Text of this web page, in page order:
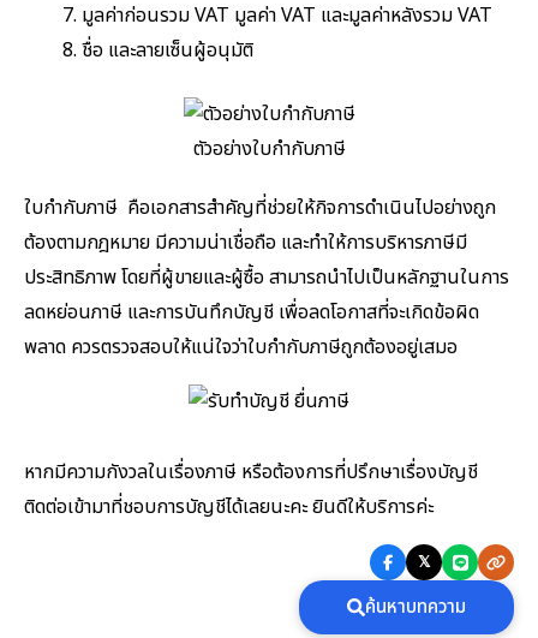
มูลค่าก่อนรวม VAT มูลค่า VAT และมูลค่าหลังรวม VAT
ชื่อ และลายเซ็นผู้อนุมัติ
ตัวอย่างใบกำกับภาษี
ใบกำกับภาษี คือเอกสารสำคัญที่ช่วยให้กิจการดำเนินไปอย่างถูก
ต้องตามกฎหมาย มีความน่าเชื่อถือ และทำให้การบริหารภาษีมี
ประสิทธิภาพ โดยที่ผู้ขายและผู้ซื้อ สามารถนำไปเป็นหลักฐานในการ
ลดหย่อนภาษี และการบันทึกบัญชี เพื่อลดโอกาสที่จะเกิดข้อผิด
พลาด ควรตรวจสอบให้แน่ใจว่าใบกำกับภาษีถูกต้องอยู่เสมอ
หากมีความกังวลในเรื่องภาษี หรือต้องการที่ปรึกษาเรื่องบัญชี
ติดต่อเข้ามาที่ชอบการบัญชีได้เลยนะคะ ยินดีให้บริการค่ะ
𝕏
ค้นหาบทความ